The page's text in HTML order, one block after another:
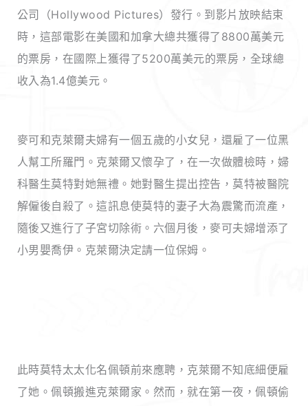
公司（Hollywood Pictures）發行。到影片放映結束
時，這部電影在美國和加拿大總共獲得了8800萬美元
的票房，在國際上獲得了5200萬美元的票房，全球總
收入為1.4億美元。
麥可和克萊爾夫婦有一個五歲的小女兒，還雇了一位黑
人幫工所羅門。克萊爾又懷孕了，在一次做體檢時，婦
科醫生莫特對她無禮。她對醫生提出控告，莫特被醫院
解僱後自殺了。這訊息使莫特的妻子大為震驚而流產，
隨後又進行了子宮切除術。六個月後，麥可夫婦增添了
小男嬰喬伊。克萊爾決定請一位保姆。
此時莫特太太化名佩頓前來應聘，克萊爾不知底細便雇
了她。佩頓搬進克萊爾家。然而，就在第一夜，佩頓偷